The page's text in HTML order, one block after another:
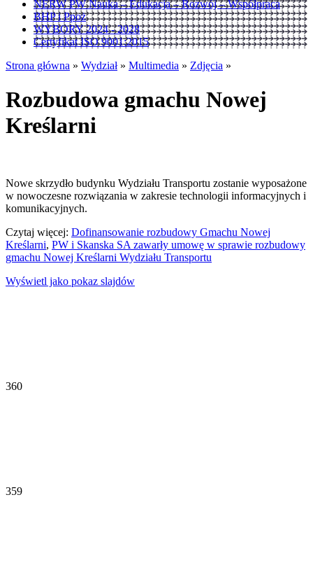
NERW PW Nauka – Edukacja – Rozwój – Współpraca
BHP i Ppoż
WYBORY 2024 - 2028
Certyfikat ISO 9001:2015
Strona główna » Wydział » Multimedia » Zdjęcia »
Rozbudowa gmachu Nowej
Kreślarni
Nowe skrzydło budynku Wydziału Transportu zostanie wyposażone
w nowoczesne rozwiązania w zakresie technologii informacyjnych i
komunikacyjnych.
Czytaj więcej: Dofinansowanie rozbudowy Gmachu Nowej
Kreślarni, PW i Skanska SA zawarły umowę w sprawie rozbudowy
gmachu Nowej Kreślarni Wydziału Transportu
Wyświetl jako pokaz slajdów
360
359